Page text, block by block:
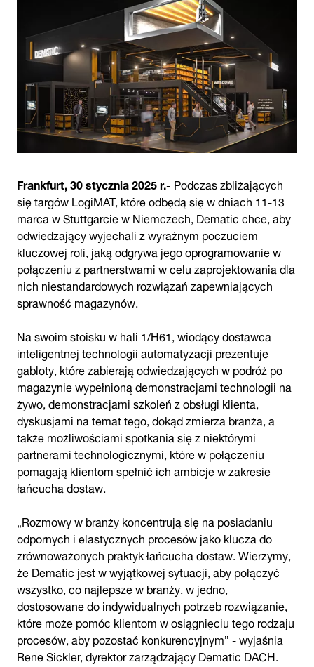
Frankfurt, 30 stycznia 2025 r.-Podczas zbliżających
się targów LogiMAT, które odbędą się w dniach 11-13
marca w Stuttgarcie w Niemczech, Dematic chce, aby
odwiedzający wyjechali z wyraźnym poczuciem
kluczowej roli, jaką odgrywa jego oprogramowanie w
połączeniu z partnerstwami w celu zaprojektowania dla
nich niestandardowych rozwiązań zapewniających
sprawność magazynów.
Na swoim stoisku w hali 1/H61, wiodący dostawca
inteligentnej technologii automatyzacji prezentuje
gabloty, które zabierają odwiedzających w podróż po
magazynie wypełnioną demonstracjami technologii na
żywo, demonstracjami szkoleń z obsługi klienta,
dyskusjami na temat tego, dokąd zmierza branża, a
także możliwościami spotkania się z niektórymi
partnerami technologicznymi, które w połączeniu
pomagają klientom spełnić ich ambicje w zakresie
łańcucha dostaw.
„Rozmowy w branży koncentrują się na posiadaniu
odpornych i elastycznych procesów jako klucza do
zrównoważonych praktyk łańcucha dostaw. Wierzymy,
że Dematic jest w wyjątkowej sytuacji, aby połączyć
wszystko, co najlepsze w branży, w jedno,
dostosowane do indywidualnych potrzeb rozwiązanie,
które może pomóc klientom w osiągnięciu tego rodzaju
procesów, aby pozostać konkurencyjnym” - wyjaśnia
Rene Sickler, dyrektor zarządzający Dematic DACH.